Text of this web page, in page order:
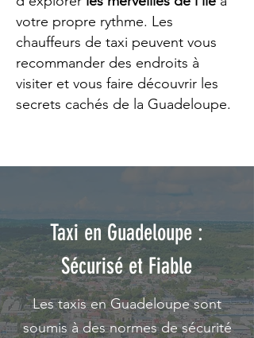
votre propre rythme. Les
chauffeurs de taxi peuvent vous
recommander des endroits à
visiter et vous faire découvrir les
secrets cachés de la Guadeloupe.
Taxi en Guadeloupe :
Sécurisé et Fiable
Les taxis en Guadeloupe sont
soumis à des normes de sécurité